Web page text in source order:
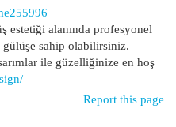
estetiği alanında profesyonel
sahip olabilirsiniz.
ile güzelliğinize en hoş
Report this page